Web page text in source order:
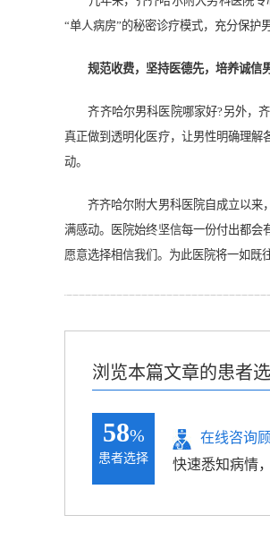
“单人病房”的秘密诊疗模式，充分保护
规范收费，坚持医德先，培养诚信
齐齐哈尔男科医院哪家好?另外，齐
真正做到透明化医疗，让男性明确理解
动。
齐齐哈尔附大男科医院自成立以来，
满感动。医院始终坚信每一份付出都会
愿意选择相信我们。为此医院将一如既
浏览本篇文章的患者
58%
患者选择
在线咨询
快速悉知病情